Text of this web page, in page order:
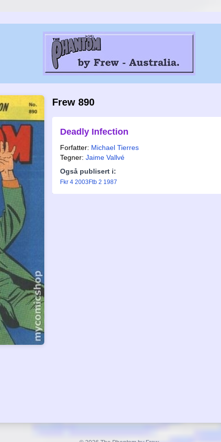
Frew 890
Deadly Infection
Forfatter: Michael Tierres
Tegner: Jaime Vallvé
Også publisert i:
Fkr 4 2003 Ftb 2 1987